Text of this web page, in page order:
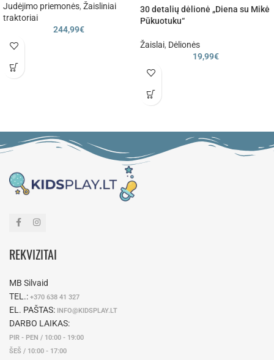
Judėjimo priemonės, Žaisliniai
traktoriai
244,99€
30 detalių dėlionė „Diena su Mikė
Pūkuotuku“
Žaislai, Dėlionės
19,99€
REKVIZITAI
MB Silvaid
TEL.: +370 638 41 327
EL. PAŠTAS: INFO@KIDSPLAY.LT
DARBO LAIKAS:
PIR - PEN / 10:00 - 19:00
ŠEŠ / 10:00 - 17:00